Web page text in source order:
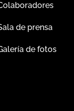
de prensa
de fotos